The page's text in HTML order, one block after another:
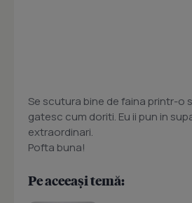
Se scutura bine de faina printr-o
gatesc cum doriti. Eu ii pun in
extraordinari.
Pofta buna!
Pe aceeași temă: